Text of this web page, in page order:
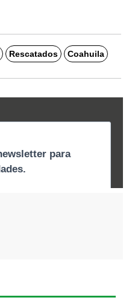
Rescatados Coahuila